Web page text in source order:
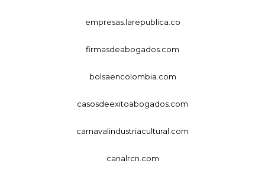
empresas.larepublica.co
firmasdeabogados.com
bolsaencolombia.com
casosdeexitoabogados.com
carnavalindustriacultural.com
canalrcn.com